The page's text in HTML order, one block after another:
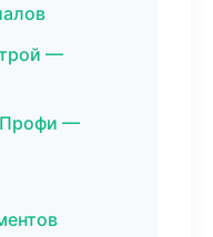
—
Профи —